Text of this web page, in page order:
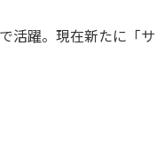
活躍。現在新たに「サ